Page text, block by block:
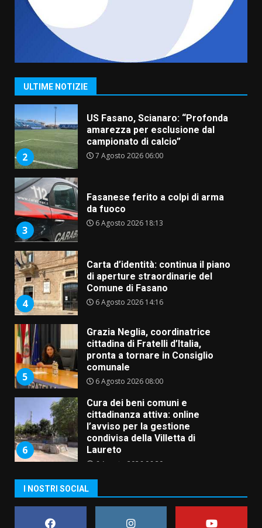
ULTIME NOTIZIE
6 Agosto 2026 06:15
1
“I Contestatori: Musica di
Rivoluzione”: nuovo
appuntamento con “Fasano in
2
US Fasano, Scianaro: “Profonda
amarezza per esclusione dal
campionato di calcio”
7 Agosto 2026 06:00
3
Fasanese ferito a colpi di arma
da fuoco
6 Agosto 2026 18:13
4
Carta d’identità: continua il piano
di aperture straordinarie del
Comune di Fasano
6 Agosto 2026 14:16
5
Grazia Neglia, coordinatrice
cittadina di Fratelli d’Italia,
pronta a tornare in Consiglio
comunale
6 Agosto 2026 08:00
6
Cura dei beni comuni e
cittadinanza attiva: online
l’avviso per la gestione
condivisa della Villetta di
Laureto
6 Agosto 2026 06:20
assoluta de “L’Albergo
Belvedere. Il rapimento”
6 Agosto 2026 06:15
I NOSTRI SOCIAL